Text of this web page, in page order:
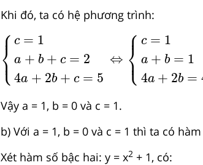
Khi đó, ta có hệ phương trình:
⎧
⎪
⎨
⎪
⎩
c = 1
a + b + c = 2
4a + 2b + c = 5
⇔ ⎧
⎪
⎨
⎪
⎩
c = 1
a + b = 1
4a + 2b =
= b = =
Vậy a = 1, b = 0 và c = 1.
b) Với a = 1, b = 0 và c = 1 thì ta có
Xét hàm số bậc hai: y = x2+ 1, có: